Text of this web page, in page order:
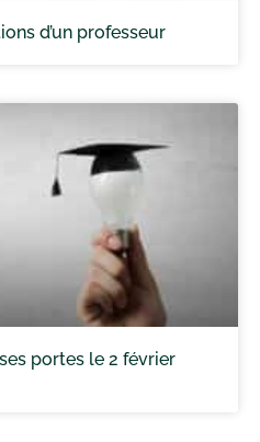
d’un professeur
portes le 2 février